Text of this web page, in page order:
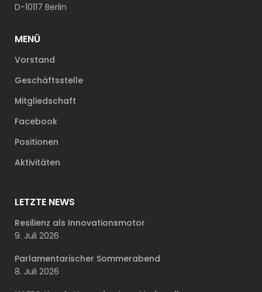
D-10117 Berlin
MENÜ
Vorstand
Geschäftsstelle
Mitgliedschaft
Facebook
Positionen
Aktivitäten
LETZTE NEWS
Resilienz als Innovationsmotor
9. Juli 2026
Parlamentarischer Sommerabend
8. Juli 2026